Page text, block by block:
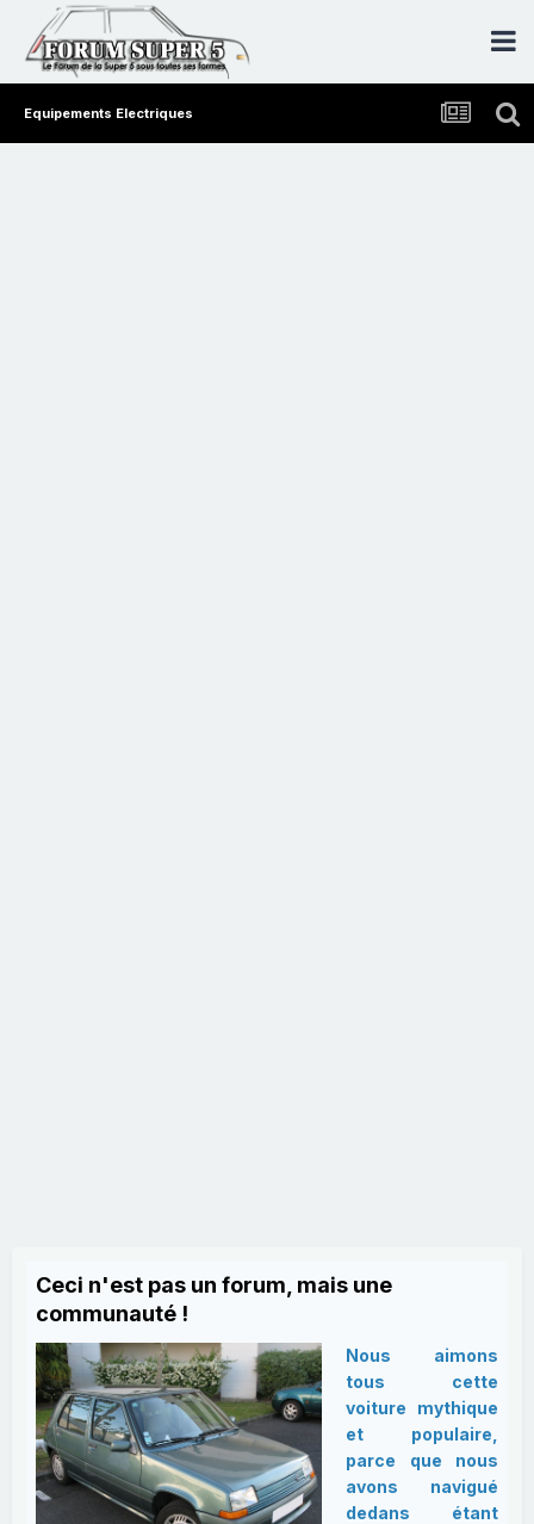
Equipements Electriques
Ceci n'est pas un forum, mais une
communauté !
Nous aimons
tous cette
voiture mythique
et populaire,
parce que nous
avons navigué
dedans étant